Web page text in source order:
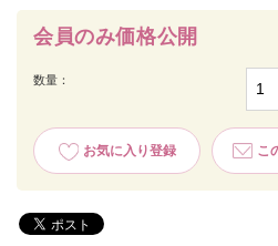
会員のみ価格公開
数量：
お気に入り登録 こ